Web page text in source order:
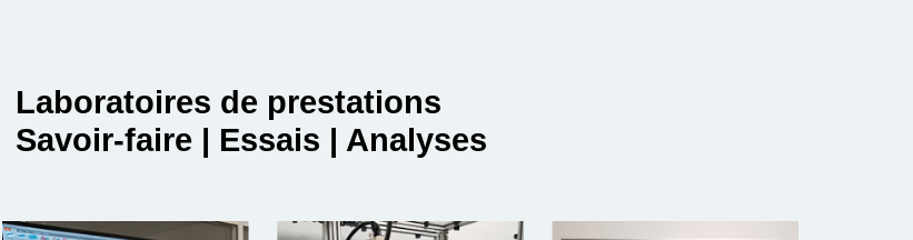
Laboratoires de prestations
Savoir-faire | Essais | Analyses